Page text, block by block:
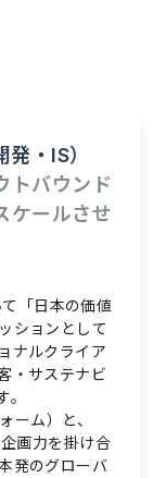
・IS）
トバウンド
ケールさせ
「日本の価値
ションとして
ナルクライア
・サステナビ
ーム）と、
画力を掛け合
発のグローバ